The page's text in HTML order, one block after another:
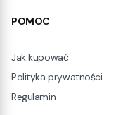
POMOC
Jak kupować
Polityka prywatności
Regulamin